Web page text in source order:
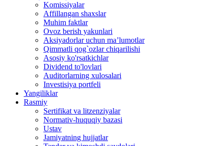
Komissiyalar
Affillangan shaxslar
Muhim faktlar
Ovoz berish yakunlari
Aksiyadorlar uchun ma’lumotlar
Qimmatli qog`ozlar chiqarilishi
Asosiy ko'rsatkichlar
Dividend to'lovlari
Auditorlarning xulosalari
Investisiya portfeli
Yangiliklar
Rasmiy
Sertifikat va litzenziyalar
Normativ-huquqiy bazasi
Ustav
Jamiyatning hujjatlar